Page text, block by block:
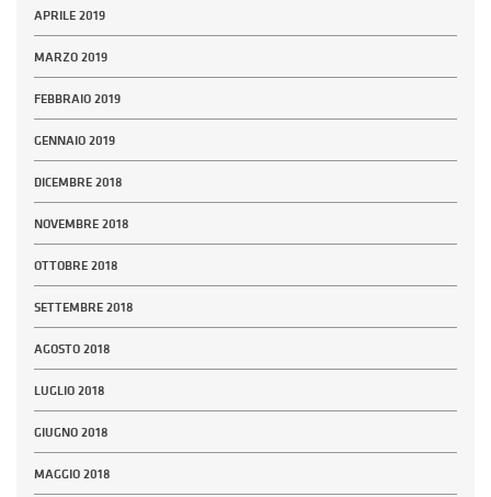
APRILE 2019
MARZO 2019
FEBBRAIO 2019
GENNAIO 2019
DICEMBRE 2018
NOVEMBRE 2018
OTTOBRE 2018
SETTEMBRE 2018
AGOSTO 2018
LUGLIO 2018
GIUGNO 2018
MAGGIO 2018